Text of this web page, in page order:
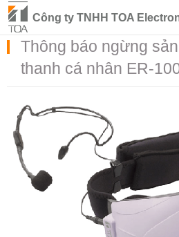
Công ty TNHH TOA
Thông báo ngừng
thanh cá nhân ER-